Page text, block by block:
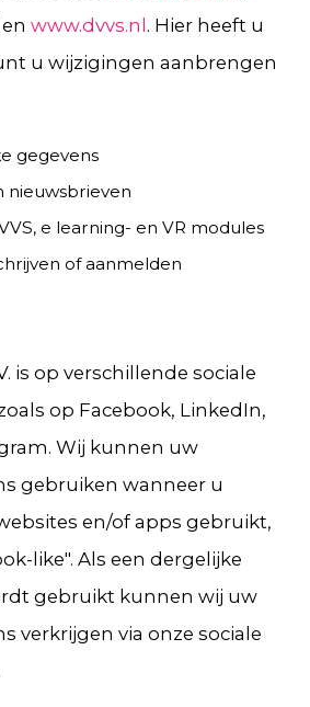
en www.dvvs.nl. Hier heeft u
u wijzigingen aanbrengen
gegevens
nieuwsbrieven
e learning- en VR modules
of aanmelden
is op verschillende sociale
op Facebook, LinkedIn,
Wij kunnen uw
gebruiken wanneer u
en/of apps gebruikt,
like". Als een dergelijke
gebruikt kunnen wij uw
verkrijgen via onze sociale